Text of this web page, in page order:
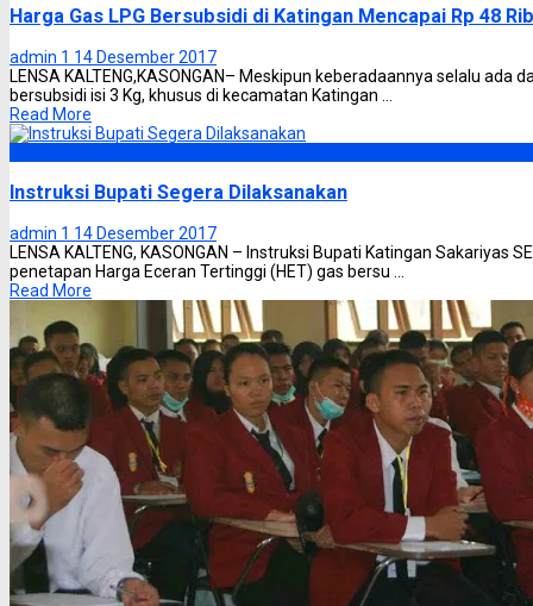
Harga Gas LPG Bersubsidi di Katingan Mencapai Rp 48
admin 1 14 Desember 2017
LENSA KALTENG,KASONGAN– Meskipun keberadaannya selalu ada
bersubsidi isi 3 Kg, khusus di kecamatan Katingan ...
Read More
Instruksi Bupati Segera Dilaksanakan
admin 1 14 Desember 2017
LENSA KALTENG, KASONGAN – Instruksi Bupati Katingan Sakariyas
penetapan Harga Eceran Tertinggi (HET) gas bersu ...
Read More